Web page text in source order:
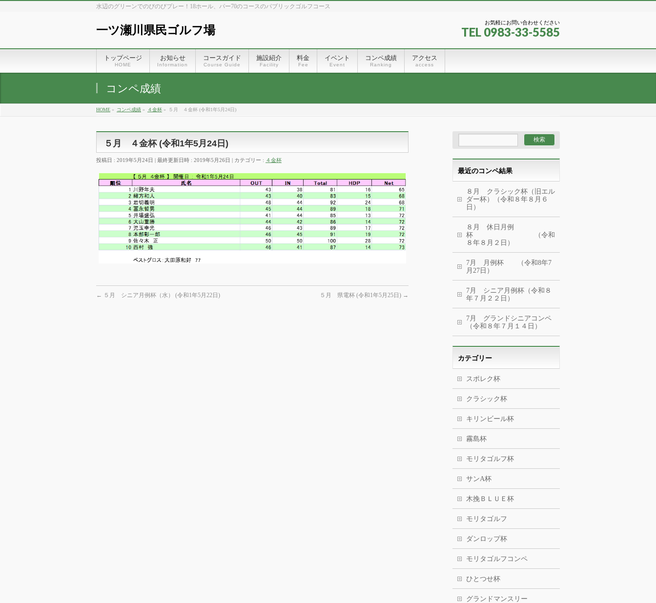
水辺のグリーンでのびのびプレー！18ホール、パー70のコースのパブリックゴルフコース
一ツ瀬川県民ゴルフ場
お気軽にお問い合わせください
TEL 0983-33-5585
トップページ
HOME
お知らせ
Information
コースガイド
Course Guide
施設紹介
Facility
料金
Fee
イベント
Event
コンペ成績
Ranking
アクセス
access
コンペ成績
HOME » コンペ成績 » ４金杯 » ５月 ４金杯 (令和1年5月24日)
５月 ４金杯 (令和1年5月24日)
投稿日 : 2019年5月24日 最終更新日時 : 2019年5月26日 カテゴリー : ４金杯
← ５月 シニア月例杯（水） (令和1年5月22日) ５月 県電杯 (令和1年5月25日) →
最近のコンペ結果
８月 クラシック杯（旧エル
ダー杯）（令和８年８月６
日）
８月 休日月例
杯 （令和
８年８月２日）
7月 月例杯 （令和8年7
月27日）
7月 シニア月例杯（令和８
年７月２２日）
7月 グランドシニアコンペ
（令和８年７月１４日）
カテゴリー
スポレク杯
クラシック杯
キリンビール杯
霧島杯
モリタゴルフ杯
サンA杯
木挽ＢＬＵＥ杯
モリタゴルフ
ダンロップ杯
モリタゴルフコンペ
ひとつせ杯
グランドマンスリー